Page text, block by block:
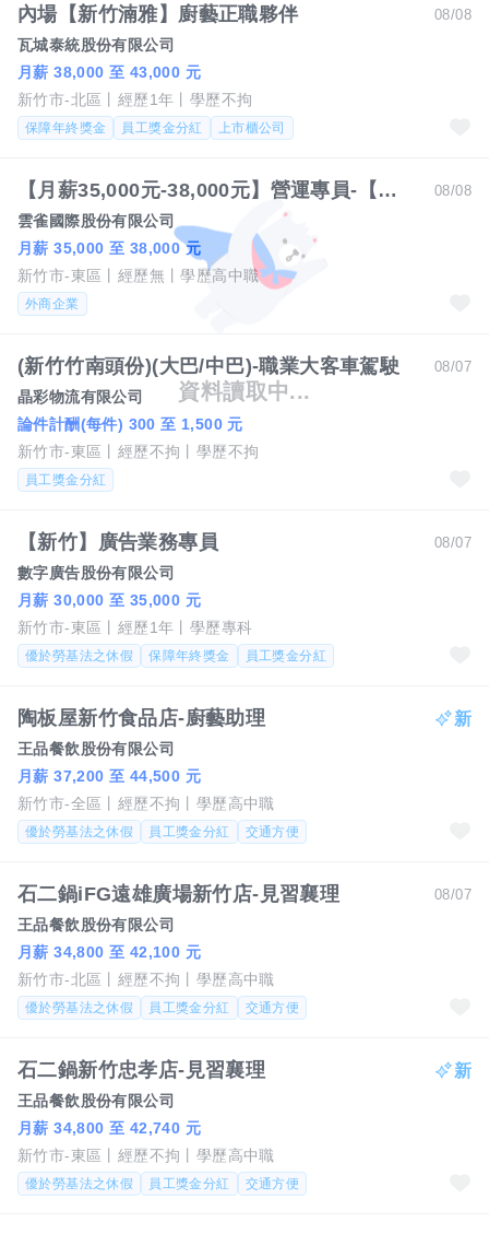
08/08
內場【新竹湳雅】廚藝正職夥伴
瓦城泰統股份有限公司
月薪 38,000 至 43,000 元
新竹市-北區
經歷1年 學歷不拘
保障年終獎金 員工獎金分紅 上市櫃公司
08/08
【月薪35,000元-38,000元】營運專員-【涮乃葉】【古拉爵】【橫濱牛排】- 新竹地區
雲雀國際股份有限公司
月薪 35,000 至 38,000 元
新竹市-東區
經歷無 學歷高中職
外商企業
08/07
(新竹竹南頭份)(大巴/中巴)-職業大客車駕駛
晶彩物流有限公司
論件計酬(每件) 300 至 1,500 元
新竹市-東區
經歷不拘 學歷不拘
員工獎金分紅
08/07
【新竹】廣告業務專員
數字廣告股份有限公司
月薪 30,000 至 35,000 元
新竹市-東區
經歷1年 學歷專科
優於勞基法之休假 保障年終獎金 員工獎金分紅
陶板屋新竹食品店-廚藝助理
王品餐飲股份有限公司
月薪 37,200 至 44,500 元
新竹市-全區
經歷不拘 學歷高中職
優於勞基法之休假 員工獎金分紅 交通方便
08/07
石二鍋iFG遠雄廣場新竹店-見習襄理
王品餐飲股份有限公司
月薪 34,800 至 42,100 元
新竹市-北區
經歷不拘 學歷高中職
優於勞基法之休假 員工獎金分紅 交通方便
石二鍋新竹忠孝店-見習襄理
王品餐飲股份有限公司
月薪 34,800 至 42,740 元
新竹市-東區
經歷不拘 學歷高中職
優於勞基法之休假 員工獎金分紅 交通方便